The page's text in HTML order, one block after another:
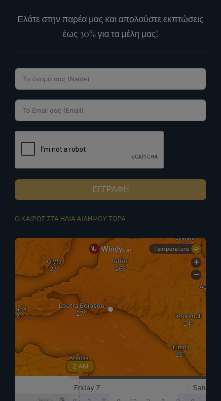
Ελάτε στην παρέα μας και απολαύστε εκπτώσεις
έως 30% για τα μέλη μας!
ΕΓΓΡΑΦΗ
Ο ΚΑΙΡΟΣ ΣΤΑ ΗΛΙΑ ΑΙΔΗΨΟΥ ΤΩΡΑ